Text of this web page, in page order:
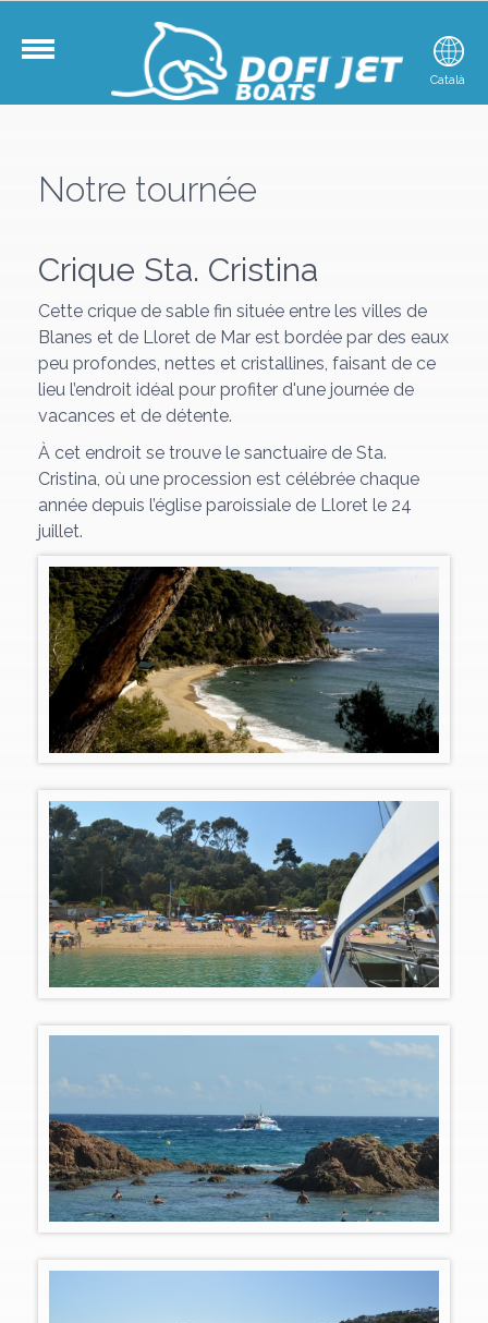
Française Català
Notre tournée
Crique Sta. Cristina
Cette crique de sable fin située entre les villes de
Blanes et de Lloret de Mar est bordée par des eaux
peu profondes, nettes et cristallines, faisant de ce
lieu l’endroit idéal pour profiter d'une journée de
vacances et de détente.
À cet endroit se trouve le sanctuaire de Sta.
Cristina, où une procession est célébrée chaque
année depuis l’église paroissiale de Lloret le 24
juillet.